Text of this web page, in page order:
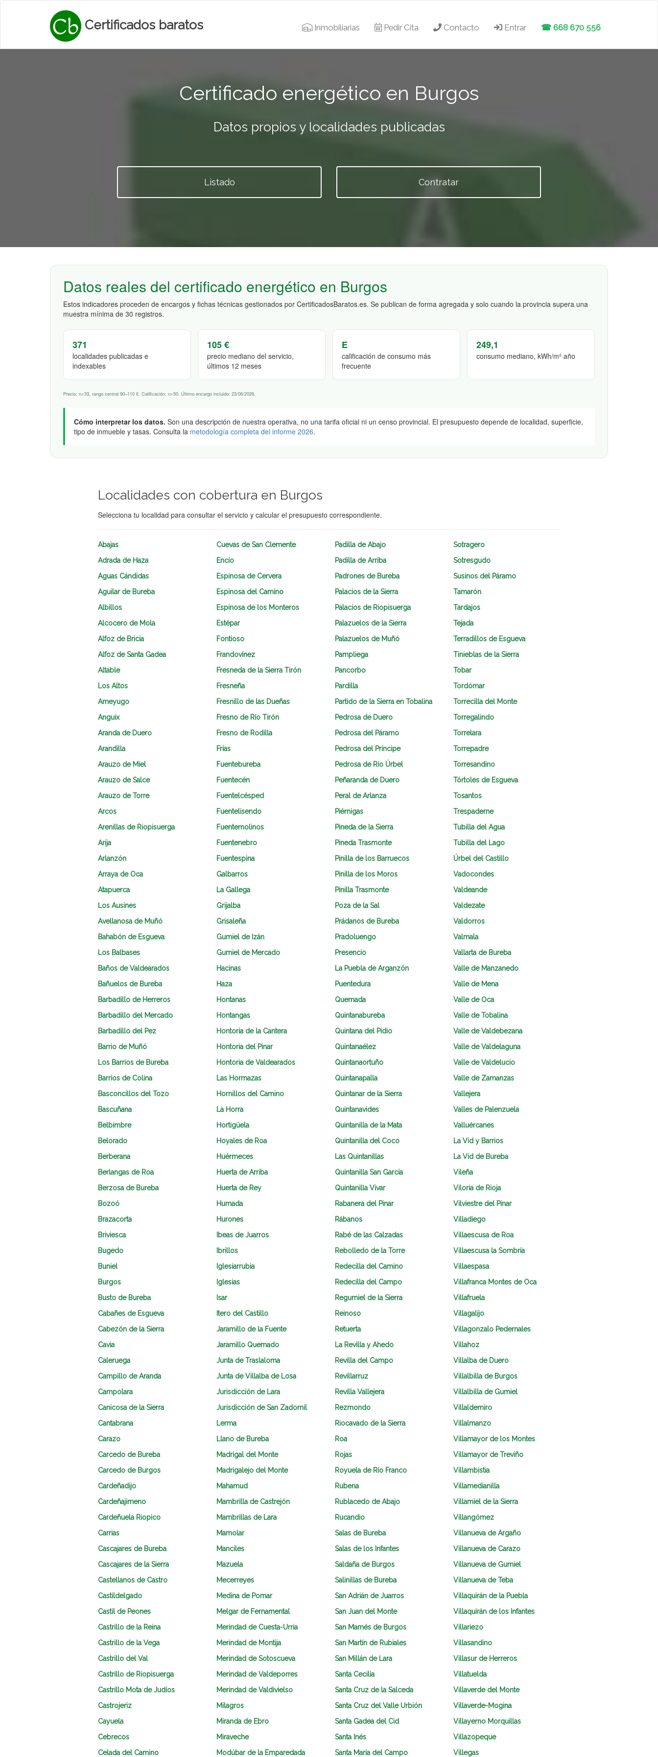
Certificados baratos Inmobiliarias Pedir Cita Contacto Entrar ☎ 668 670 556
Certificado energético en Burgos
Datos propios y localidades publicadas
Listado Contratar
Datos reales del certificado energético en Burgos
Estos indicadores proceden de encargos y fichas técnicas gestionados por CertificadosBaratos.es. Se publican de forma agregada y solo cuando la provincia supera una
muestra mínima de 30 registros.
371
localidades publicadas e
indexables
105 €
precio mediano del servicio,
últimos 12 meses
E
calificación de consumo más
frecuente
249,1
consumo mediano, kWh/m²·año
Precio: n=33, rango central 90–110 €. Calificación: n=50. Último encargo incluido: 23/06/2026.
Cómo interpretar los datos. Son una descripción de nuestra operativa, no una tarifa oficial ni un censo provincial. El presupuesto depende de localidad, superficie,
tipo de inmueble y tasas. Consulta la metodología completa del informe 2026.
Localidades con cobertura en Burgos
Selecciona tu localidad para consultar el servicio y calcular el presupuesto correspondiente.
Abajas
Adrada de Haza
Aguas Cándidas
Aguilar de Bureba
Albillos
Alcocero de Mola
Alfoz de Bricia
Alfoz de Santa Gadea
Altable
Los Altos
Ameyugo
Anguix
Aranda de Duero
Arandilla
Arauzo de Miel
Arauzo de Salce
Arauzo de Torre
Arcos
Arenillas de Riopisuerga
Arija
Arlanzón
Arraya de Oca
Atapuerca
Los Ausines
Avellanosa de Muñó
Bahabón de Esgueva
Los Balbases
Baños de Valdearados
Bañuelos de Bureba
Barbadillo de Herreros
Barbadillo del Mercado
Barbadillo del Pez
Barrio de Muñó
Los Barrios de Bureba
Barrios de Colina
Basconcillos del Tozo
Bascuñana
Belbimbre
Belorado
Berberana
Berlangas de Roa
Berzosa de Bureba
Bozoó
Brazacorta
Briviesca
Bugedo
Buniel
Burgos
Busto de Bureba
Cabañes de Esgueva
Cabezón de la Sierra
Cavia
Caleruega
Campillo de Aranda
Campolara
Canicosa de la Sierra
Cantabrana
Carazo
Carcedo de Bureba
Carcedo de Burgos
Cardeñadijo
Cardeñajimeno
Cardeñuela Riopico
Carrias
Cascajares de Bureba
Cascajares de la Sierra
Castellanos de Castro
Castildelgado
Castil de Peones
Castrillo de la Reina
Castrillo de la Vega
Castrillo del Val
Castrillo de Riopisuerga
Castrillo Mota de Judíos
Castrojeriz
Cayuela
Cebrecos
Celada del Camino
Cuevas de San Clemente
Encío
Espinosa de Cervera
Espinosa del Camino
Espinosa de los Monteros
Estépar
Fontioso
Frandovínez
Fresneda de la Sierra Tirón
Fresneña
Fresnillo de las Dueñas
Fresno de Río Tirón
Fresno de Rodilla
Frías
Fuentebureba
Fuentecén
Fuentelcésped
Fuentelisendo
Fuentemolinos
Fuentenebro
Fuentespina
Galbarros
La Gallega
Grijalba
Grisaleña
Gumiel de Izán
Gumiel de Mercado
Hacinas
Haza
Hontanas
Hontangas
Hontoria de la Cantera
Hontoria del Pinar
Hontoria de Valdearados
Las Hormazas
Hornillos del Camino
La Horra
Hortigüela
Hoyales de Roa
Huérmeces
Huerta de Arriba
Huerta de Rey
Humada
Hurones
Ibeas de Juarros
Ibrillos
Iglesiarrubia
Iglesias
Isar
Itero del Castillo
Jaramillo de la Fuente
Jaramillo Quemado
Junta de Traslaloma
Junta de Villalba de Losa
Jurisdicción de Lara
Jurisdicción de San Zadornil
Lerma
Llano de Bureba
Madrigal del Monte
Madrigalejo del Monte
Mahamud
Mambrilla de Castrejón
Mambrillas de Lara
Mamolar
Manciles
Mazuela
Mecerreyes
Medina de Pomar
Melgar de Fernamental
Merindad de Cuesta-Urria
Merindad de Montija
Merindad de Sotoscueva
Merindad de Valdeporres
Merindad de Valdivielso
Milagros
Miranda de Ebro
Miraveche
Modúbar de la Emparedada
Padilla de Abajo
Padilla de Arriba
Padrones de Bureba
Palacios de la Sierra
Palacios de Riopisuerga
Palazuelos de la Sierra
Palazuelos de Muñó
Pampliega
Pancorbo
Pardilla
Partido de la Sierra en Tobalina
Pedrosa de Duero
Pedrosa del Páramo
Pedrosa del Príncipe
Pedrosa de Río Úrbel
Peñaranda de Duero
Peral de Arlanza
Piérnigas
Pineda de la Sierra
Pineda Trasmonte
Pinilla de los Barruecos
Pinilla de los Moros
Pinilla Trasmonte
Poza de la Sal
Prádanos de Bureba
Pradoluengo
Presencio
La Puebla de Arganzón
Puentedura
Quemada
Quintanabureba
Quintana del Pidio
Quintanaélez
Quintanaortuño
Quintanapalla
Quintanar de la Sierra
Quintanavides
Quintanilla de la Mata
Quintanilla del Coco
Las Quintanillas
Quintanilla San García
Quintanilla Vivar
Rabanera del Pinar
Rábanos
Rabé de las Calzadas
Rebolledo de la Torre
Redecilla del Camino
Redecilla del Campo
Regumiel de la Sierra
Reinoso
Retuerta
La Revilla y Ahedo
Revilla del Campo
Revillarruz
Revilla Vallejera
Rezmondo
Riocavado de la Sierra
Roa
Rojas
Royuela de Río Franco
Rubena
Rublacedo de Abajo
Rucandio
Salas de Bureba
Salas de los Infantes
Saldaña de Burgos
Salinillas de Bureba
San Adrián de Juarros
San Juan del Monte
San Mamés de Burgos
San Martín de Rubiales
San Millán de Lara
Santa Cecilia
Santa Cruz de la Salceda
Santa Cruz del Valle Urbión
Santa Gadea del Cid
Santa Inés
Santa María del Campo
Sotragero
Sotresgudo
Susinos del Páramo
Tamarón
Tardajos
Tejada
Terradillos de Esgueva
Tinieblas de la Sierra
Tobar
Tordómar
Torrecilla del Monte
Torregalindo
Torrelara
Torrepadre
Torresandino
Tórtoles de Esgueva
Tosantos
Trespaderne
Tubilla del Agua
Tubilla del Lago
Úrbel del Castillo
Vadocondes
Valdeande
Valdezate
Valdorros
Valmala
Vallarta de Bureba
Valle de Manzanedo
Valle de Mena
Valle de Oca
Valle de Tobalina
Valle de Valdebezana
Valle de Valdelaguna
Valle de Valdelucio
Valle de Zamanzas
Vallejera
Valles de Palenzuela
Valluércanes
La Vid y Barrios
La Vid de Bureba
Vileña
Viloria de Rioja
Vilviestre del Pinar
Villadiego
Villaescusa de Roa
Villaescusa la Sombría
Villaespasa
Villafranca Montes de Oca
Villafruela
Villagalijo
Villagonzalo Pedernales
Villahoz
Villalba de Duero
Villalbilla de Burgos
Villalbilla de Gumiel
Villaldemiro
Villalmanzo
Villamayor de los Montes
Villamayor de Treviño
Villambistia
Villamedianilla
Villamiel de la Sierra
Villangómez
Villanueva de Argaño
Villanueva de Carazo
Villanueva de Gumiel
Villanueva de Teba
Villaquirán de la Puebla
Villaquirán de los Infantes
Villariezo
Villasandino
Villasur de Herreros
Villatuelda
Villaverde del Monte
Villaverde-Mogina
Villayerno Morquillas
Villazopeque
Villegas